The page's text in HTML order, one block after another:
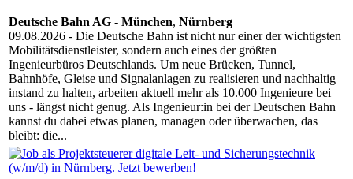
Deutsche Bahn AG - München, Nürnberg
09.08.2026 - Die Deutsche Bahn ist nicht nur einer der wichtigsten
Mobilitätsdienstleister, sondern auch eines der größten
Ingenieurbüros Deutschlands. Um neue Brücken, Tunnel,
Bahnhöfe, Gleise und Signalanlagen zu realisieren und nachhaltig
instand zu halten, arbeiten aktuell mehr als 10.000 Ingenieure bei
uns - längst nicht genug. Als Ingenieur:in bei der Deutschen Bahn
kannst du dabei etwas planen, managen oder überwachen, das
bleibt: die...